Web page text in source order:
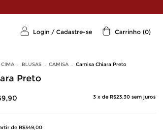
Login / Cadastre-se Carrinho (0)
CIMA . BLUSAS . CAMISA . Camisa Chiara Preto
Preto
3 x de R$23,30 sem juros
de R$349,00